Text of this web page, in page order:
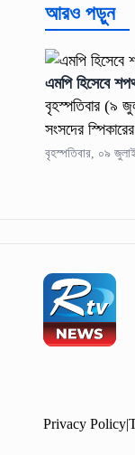
আরও পড়ুন
এমপি হিসেবে
বৃহস্পতিবার (৯
সংসদের
বৃহস্পতিবার, ০৯
Privacy Policy|